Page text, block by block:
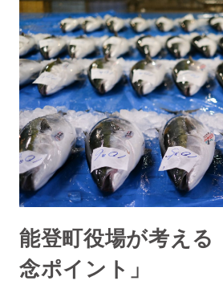
能登町役場が考える
念ポイント」